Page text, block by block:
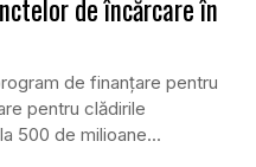
de încărcare în
de finanțare pentru
pentru clădirile
500 de milioane...